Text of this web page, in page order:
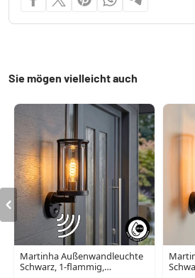
Sie mögen vielleicht auch
Martinha Außenwandleuchte
Schwarz, 1-flammig,